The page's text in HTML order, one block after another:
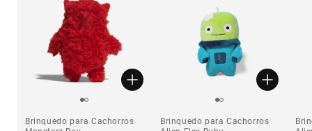
Brinquedo para Cachorros
Brinquedo para Cachorros